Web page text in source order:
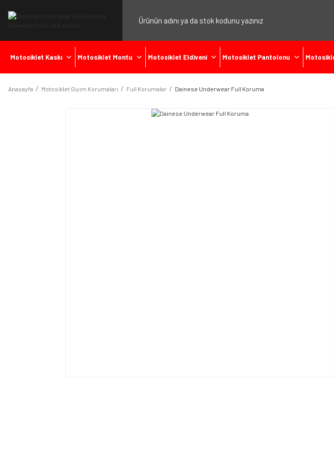
Motosiklet Kaskı Motosiklet Montu Motosiklet Eldiveni Motosiklet Pantolonu
Anasayfa Motosiklet Giyim Korumaları Full Korumalar Dainese Underwear Full Koruma